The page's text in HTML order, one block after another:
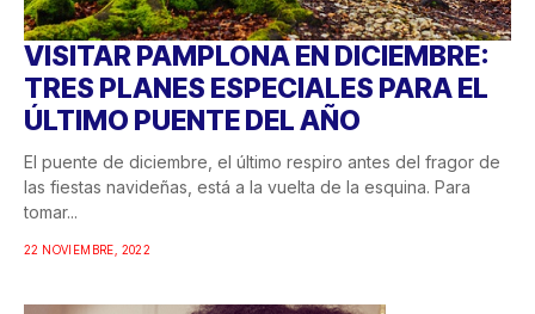
VISITAR PAMPLONA EN DICIEMBRE:
TRES PLANES ESPECIALES PARA EL
ÚLTIMO PUENTE DEL AÑO
El puente de diciembre, el último respiro antes del fragor de
las fiestas navideñas, está a la vuelta de la esquina. Para
tomar...
22 NOVIEMBRE, 2022